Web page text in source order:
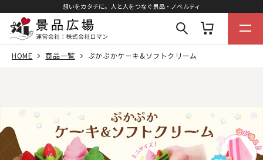
想いをカタチに。人と人をつなぐ景品・ノベルティ
HOME 商品一覧 ぷかぷかケーキ&ソフトクリーム